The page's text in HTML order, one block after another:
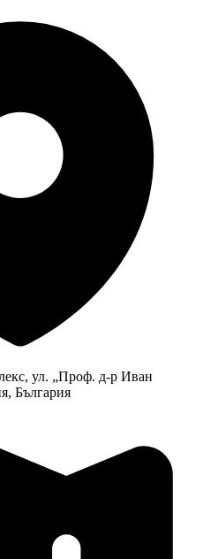
ул. „Проф. д-р Иван
България